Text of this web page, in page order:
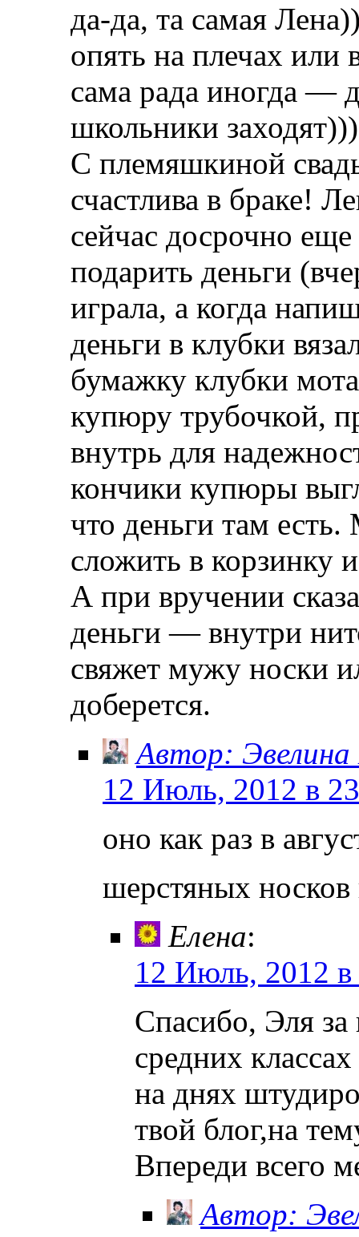
да-да, та самая
опять на плечах или
сама рада иногда —
школьники
С племяшкиной
счастлива в браке!
сейчас досрочно
подарить деньги
играла, а когда
деньги в клубки
бумажку клубки
купюру трубочкой,
внутрь для
кончики купюры
что деньги там
сложить в корзинку
А при вручении
деньги — внутри
свяжет мужу носки
доберется.
Автор:
12 Июль, 2012 в
оно как раз в
шерстяных
Елена:
12 Июль, 2012 в
Спасибо, Эля
средних
на днях
твой блог,на
Впереди всего
Автор: